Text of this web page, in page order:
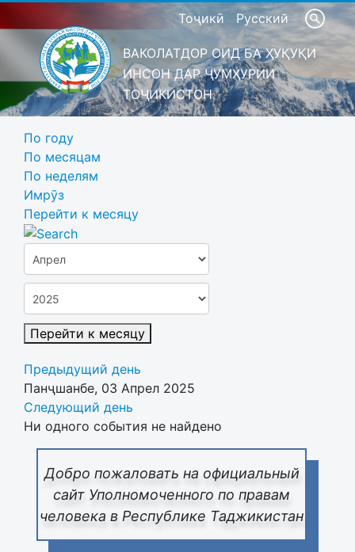
Тоҷикӣ Русский
ВАКОЛАТДОР ОИД БА ҲУҚУҚИ
ИНСОН ДАР ҶУМҲУРИИ
ТОҶИКИСТОН
Добро пожаловать на официальный
сайт Уполномоченного по правам
человека в Республике Таджикистан
По году
По месяцам
По неделям
Имрӯз
Перейти к месяцу
Перейти к месяцу
Предыдущий день
Панҷшанбе, 03 Апрел 2025
Следующий день
Ни одного события не найдено